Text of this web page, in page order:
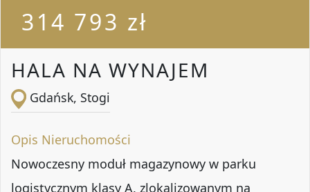
314 793 zł
HALA NA WYNAJEM
Gdańsk, Stogi
Opis Nieruchomości
Nowoczesny moduł magazynowy w parku
logistycznym klasy A, zlokalizowanym na